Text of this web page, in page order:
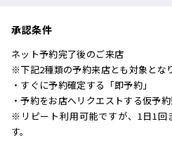
承認条件
ネット予約完了後のご来店
※下記2種類の予約来店とも対象となり
・すぐに予約確定する「即予約」
・予約をお店へリクエストする仮予
※リピート利用可能ですが、1日1回
す。